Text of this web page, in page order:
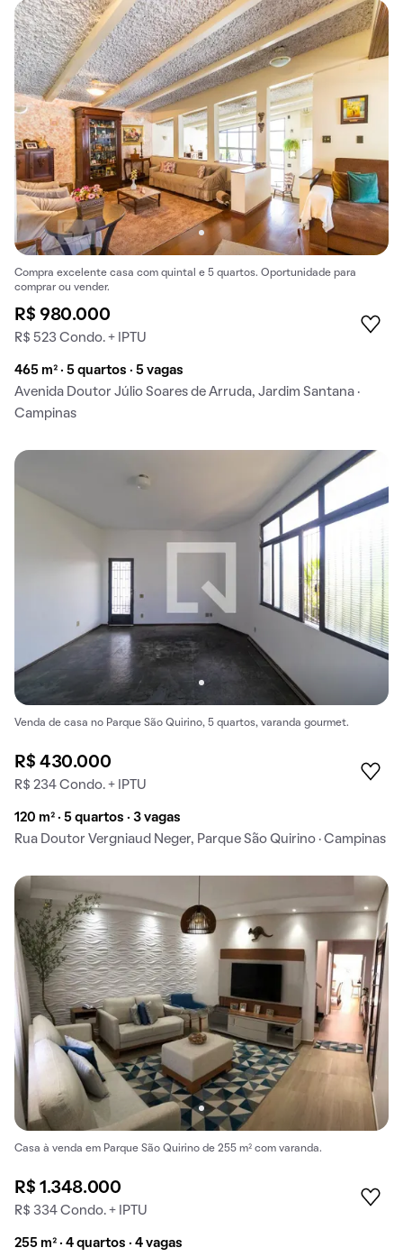
Compra excelente casa com quintal e 5 quartos. Oportunidade para
comprar ou vender.
R$ 980.000
R$ 523 Condo. + IPTU
465 m² · 5 quartos · 5 vagas
Avenida Doutor Júlio Soares de Arruda, Jardim Santana ·
Campinas
Venda de casa no Parque São Quirino, 5 quartos, varanda gourmet.
R$ 430.000
R$ 234 Condo. + IPTU
120 m² · 5 quartos · 3 vagas
Rua Doutor Vergniaud Neger, Parque São Quirino · Campinas
Casa à venda em Parque São Quirino de 255 m² com varanda.
R$ 1.348.000
R$ 334 Condo. + IPTU
255 m² · 4 quartos · 4 vagas